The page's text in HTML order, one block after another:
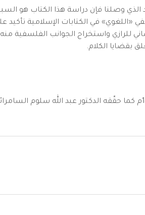
الذي وصلنا فإن دراسة هذا الكتاب هو
في الكتابات الإسلامية تأكيد
للرازي واستخراج الجوانب الفلسفية
بقضايا الكلام.
كتاب الزينة في الكلمات الإسلامية العربية عارضه بأصوله وعلّق عليه حسين بن فيض الله الهمداني اليعبرى سنة 1956م كما حقّقه الدكتور عبد الله سلوم